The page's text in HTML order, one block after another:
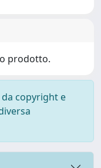
prodotto.
copyright e